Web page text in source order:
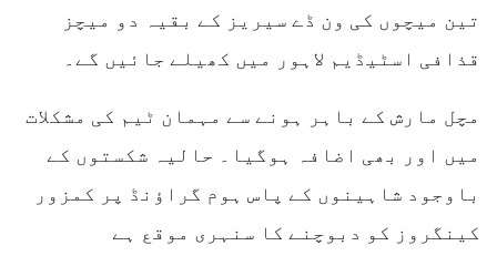
تین میچوں کی ون ڈے سیریز کے بقیہ دو میچز
قذافی اسٹیڈیم لاہور میں کھیلے جائیں گے۔
مچل مارش کے باہر ہونے سے مہمان ٹیم کی مشکلات
میں اور بھی اضافہ ہوگیا۔ حالیہ شکستوں کے
باوجود شاہینوں کے پاس ہوم گراؤنڈ پر کمزور
کینگروز کو دبوچنے کا سنہری موقع ہے